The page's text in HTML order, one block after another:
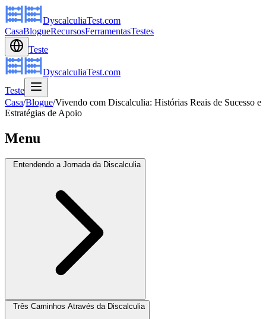
DyscalculiaTest.com
CasaBlogueRecursosFerramentasTestes
Teste
DyscalculiaTest.com
Teste
Casa/Blogue/Vivendo com Discalculia: Histórias Reais de Sucesso e
Estratégias de Apoio
Menu
Entendendo a Jornada da Discalculia
Três Caminhos Através da Discalculia